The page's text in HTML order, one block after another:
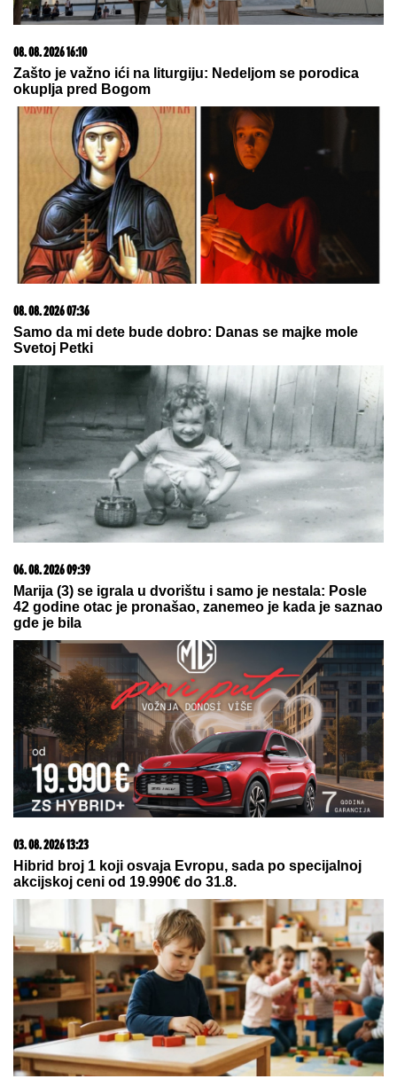
08. 08. 2026 16:10
Zašto je važno ići na liturgiju: Nedeljom se porodica
okuplja pred Bogom
08. 08. 2026 07:36
Samo da mi dete bude dobro: Danas se majke mole
Svetoj Petki
06. 08. 2026 09:39
Marija (3) se igrala u dvorištu i samo je nestala: Posle
42 godine otac je pronašao, zanemeo je kada je saznao
gde je bila
03. 08. 2026 13:23
Hibrid broj 1 koji osvaja Evropu, sada po specijalnoj
akcijskoj ceni od 19.990€ do 31.8.